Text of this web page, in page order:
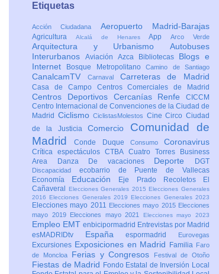
Etiquetas
Acción Ciudadana Aeropuerto Madrid-Barajas
Agricultura Alcalá de HenaresAppArco Verde
Arquitectura y Urbanismo Autobuses
Interurbanos Aviación Azca Bibliotecas Blogs e
Internet
Bosque MetropolitanoCamino de Santiago
CanalcamTV Carnaval Carreteras de Madrid
Casa de Campo Centros Comerciales de Madrid
Centros Deportivos Cercanías Renfe CICCM
Centro Internacional de Convenciones de la Ciudad de
Madrid CiclismoCiclistasMolestos CineCircoCiudad
de la JusticiaComercio Comunidad de
MadridConde Duque Consumo Coronavirus
Crítica espectáculosCTBA Cuatro Torres Business
Area
Danza De vacaciones Deporte DGT
Discapacidad ecobarrio de Puente de Vallecas
Economía Educación Eje Prado Recoletos
El
Cañaveral
Elecciones Generales 2015 Elecciones Generales
2016 Elecciones Generales 2019 Elecciones Generales 2023
Elecciones mayo 2011 Elecciones mayo 2015 Elecciones
mayo 2019
Elecciones mayo 2021 Elecciones mayo 2023
Empleo EMT enbicipormadrid Entrevistas por Madrid
esMADRIDtv Españaespormadrid Eurovegas
Excursiones Exposiciones en Madrid Familia Faro
de Moncloa
Ferias y Congresos Festival de Otoño
Fiestas de Madrid Fondo Estatal de Inversión Local